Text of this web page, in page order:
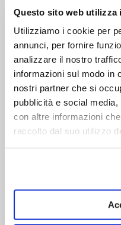
Questo sito web utilizza
Utilizziamo i cookie per
annunci, per fornire
analizzare il nostro
informazioni sul modo in
nostri partner che si
pubblicità e social
con altre informazioni
raccolto dal suo utilizzo
VIENI A CONOSCERCI